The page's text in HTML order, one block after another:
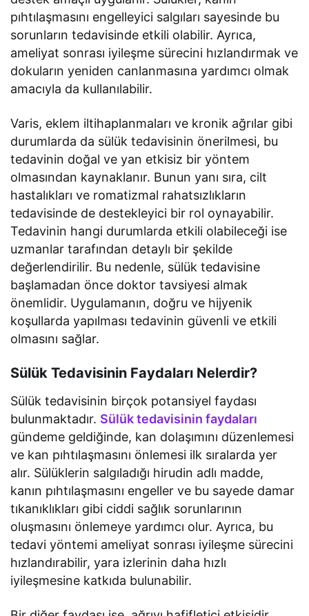
pıhtılaşmasını engelleyici salgıları sayesinde bu
sorunların tedavisinde etkili olabilir. Ayrıca,
ameliyat sonrası iyileşme sürecini hızlandırmak ve
dokuların yeniden canlanmasına yardımcı olmak
amacıyla da kullanılabilir.
Varis, eklem iltihaplanmaları ve kronik ağrılar gibi
durumlarda da sülük tedavisinin önerilmesi, bu
tedavinin doğal ve yan etkisiz bir yöntem
olmasından kaynaklanır. Bunun yanı sıra, cilt
hastalıkları ve romatizmal rahatsızlıkların
tedavisinde de destekleyici bir rol oynayabilir.
Tedavinin hangi durumlarda etkili olabileceği ise
uzmanlar tarafından detaylı bir şekilde
değerlendirilir. Bu nedenle, sülük tedavisine
başlamadan önce doktor tavsiyesi almak
önemlidir. Uygulamanın, doğru ve hijyenik
koşullarda yapılması tedavinin güvenli ve etkili
olmasını sağlar.
Sülük Tedavisinin Faydaları Nelerdir?
Sülük tedavisinin birçok potansiyel faydası
bulunmaktadır. Sülük tedavisinin faydaları
gündeme geldiğinde, kan dolaşımını düzenlemesi
ve kan pıhtılaşmasını önlemesi ilk sıralarda yer
alır. Sülüklerin salgıladığı hirudin adlı madde,
kanın pıhtılaşmasını engeller ve bu sayede damar
tıkanıklıkları gibi ciddi sağlık sorunlarının
oluşmasını önlemeye yardımcı olur. Ayrıca, bu
tedavi yöntemi ameliyat sonrası iyileşme sürecini
hızlandırabilir, yara izlerinin daha hızlı
iyileşmesine katkıda bulunabilir.